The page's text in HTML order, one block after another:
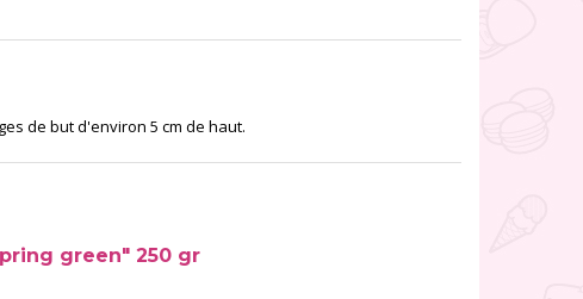
de but d'environ 5 cm de haut.
green" 250 gr